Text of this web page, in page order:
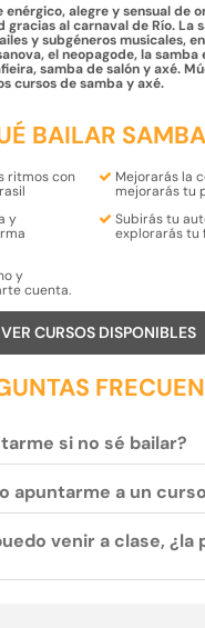
enérgico, alegre y sensual de
al carnaval de Río. La
y subgéneros musicales,
el neopagode, la samba
samba de salón y axé.
cursos de samba y axé.
BAILAR
ritmoscon
Mejorarás la
mejorarás tu
y
Subirás tu
explorarás tu
y
cuenta.
VER CURSOS DISPONIBLES
si no sé bailar?
apuntarme a un
venir a clase, ¿la